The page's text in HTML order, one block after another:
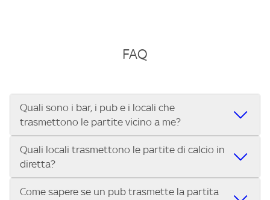
FAQ
Quali sono i bar, i pub e i locali che
trasmettono le partite vicino a me?
Se cerchi un bar, pub, ristorante o locale vicino a te per
vedere le partite di Serie A ENILIVE, la Serie C Sky Wifi, la
UEFA Champions League, la UEFA Europa League, la UEFA
Conference League, il Tennis, la Formula 1®, la MotoGP™ e
Quali locali trasmettono le partite di calcio in
diretta?
Vuoi sapere quali bar, pub o ristoranti mostrano le partite
Come sapere se un pub trasmette la partita